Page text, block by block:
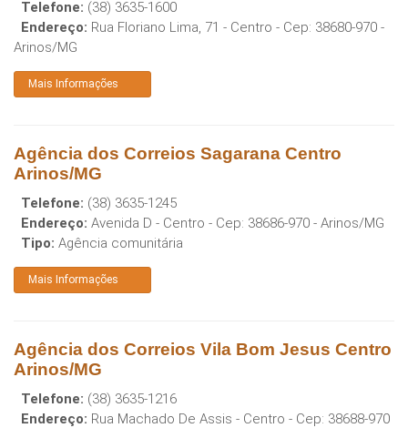
Telefone: (38) 3635-1600
Endereço: Rua Floriano Lima, 71 - Centro - Cep: 38680-970 -
Arinos/MG
Mais Informações
Agência dos Correios Sagarana Centro
Arinos/MG
Telefone: (38) 3635-1245
Endereço: Avenida D - Centro - Cep: 38686-970 - Arinos/MG
Tipo: Agência comunitária
Mais Informações
Agência dos Correios Vila Bom Jesus Centro
Arinos/MG
Telefone: (38) 3635-1216
Endereço: Rua Machado De Assis - Centro - Cep: 38688-970